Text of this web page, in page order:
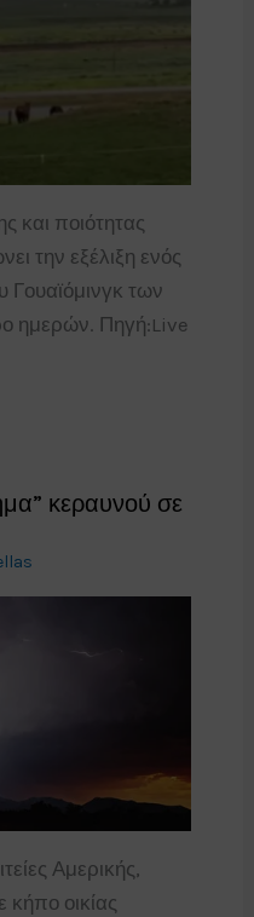
και ποιότητας
την εξέλιξη ενός
Γουαϊόμινγκ των
ημερών. Πηγή:Live
κεραυνού σε
Αμερικής,
οικίας